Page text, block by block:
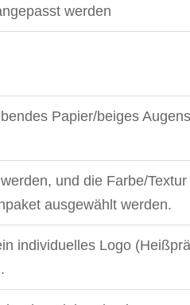
werden
Papier/beiges
und die Farbe/
ausgewählt werden.
individuelles Logo